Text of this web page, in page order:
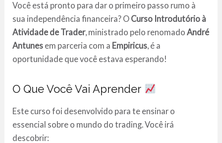
Você está pronto para dar o primeiro passo rumo à
sua independência financeira? O Curso Introdutório à
Atividade de Trader, ministrado pelo renomadoAndré
Antunes em parceria com a Empiricus, é a
oportunidade que você estava esperando!
O Que Você Vai Aprender
Este curso foi desenvolvido para te ensinar o
essencial sobre o mundo do trading. Você irá
descobrir: